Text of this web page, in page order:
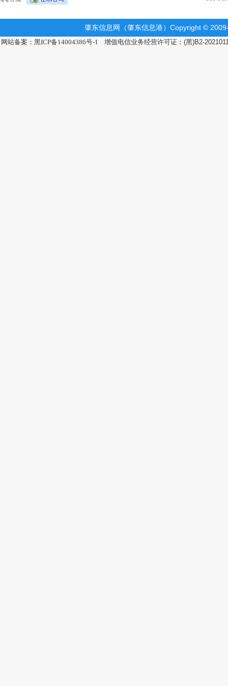
肇东信息网（肇东信息港）Copyright ©
网站备案：黑ICP备14004386号-1 增值电信业务经营许可证：(黑)B2-